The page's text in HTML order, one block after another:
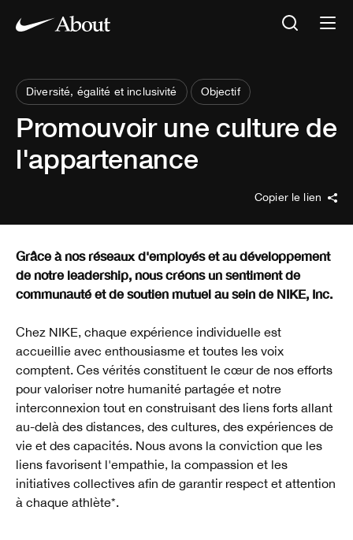
Diversité, égalité et inclusivité Objectif
Promouvoir une culture de
l'appartenance
Copier le lien
Grâce à nos réseaux d'employés et au développement
de notre leadership, nous créons un sentiment de
communauté et de soutien mutuel au sein de NIKE, Inc.
Chez NIKE, chaque expérience individuelle est
accueillie avec enthousiasme et toutes les voix
comptent. Ces vérités constituent le cœur de nos efforts
pour valoriser notre humanité partagée et notre
interconnexion tout en construisant des liens forts allant
au-delà des distances, des cultures, des expériences de
vie et des capacités. Nous avons la conviction que les
liens favorisent l'empathie, la compassion et les
initiatives collectives afin de garantir respect et attention
à chaque athlète*.